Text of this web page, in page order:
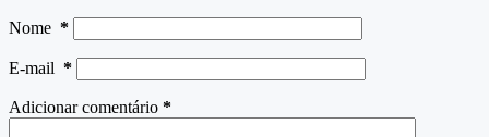
Nome *
E-mail *
Adicionar comentário *